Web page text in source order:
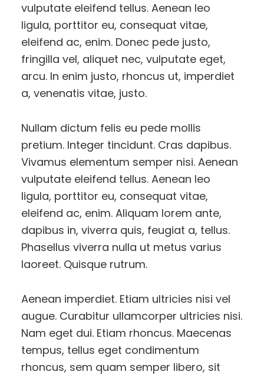
vulputate eleifend tellus. Aenean leo
ligula, porttitor eu, consequat vitae,
eleifend ac, enim. Donec pede justo,
fringilla vel, aliquet nec, vulputate eget,
arcu. In enim justo, rhoncus ut, imperdiet
a, venenatis vitae, justo.
Nullam dictum felis eu pede mollis
pretium. Integer tincidunt. Cras dapibus.
Vivamus elementum semper nisi. Aenean
vulputate eleifend tellus. Aenean leo
ligula, porttitor eu, consequat vitae,
eleifend ac, enim. Aliquam lorem ante,
dapibus in, viverra quis, feugiat a, tellus.
Phasellus viverra nulla ut metus varius
laoreet. Quisque rutrum.
Aenean imperdiet. Etiam ultricies nisi vel
augue. Curabitur ullamcorper ultricies nisi.
Nam eget dui. Etiam rhoncus. Maecenas
tempus, tellus eget condimentum
rhoncus, sem quam semper libero, sit